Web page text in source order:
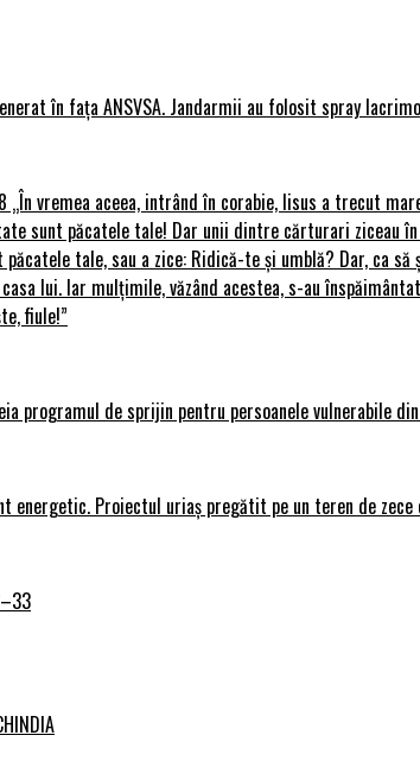
în fața ANSVSA. Jandarmii au folosit spray
„În vremea aceea, intrând în corabie, Iisus a trecut
sunt păcatele tale! Dar unii dintre cărturari ziceau
tale, sau a zice: Ridică-te și umblă? Dar, ca
lui. Iar mulțimile, văzând acestea, s-au
fiule!”
programul de sprijin pentru persoanele vulnerabile
energetic. Proiectul uriaș pregătit pe un teren de